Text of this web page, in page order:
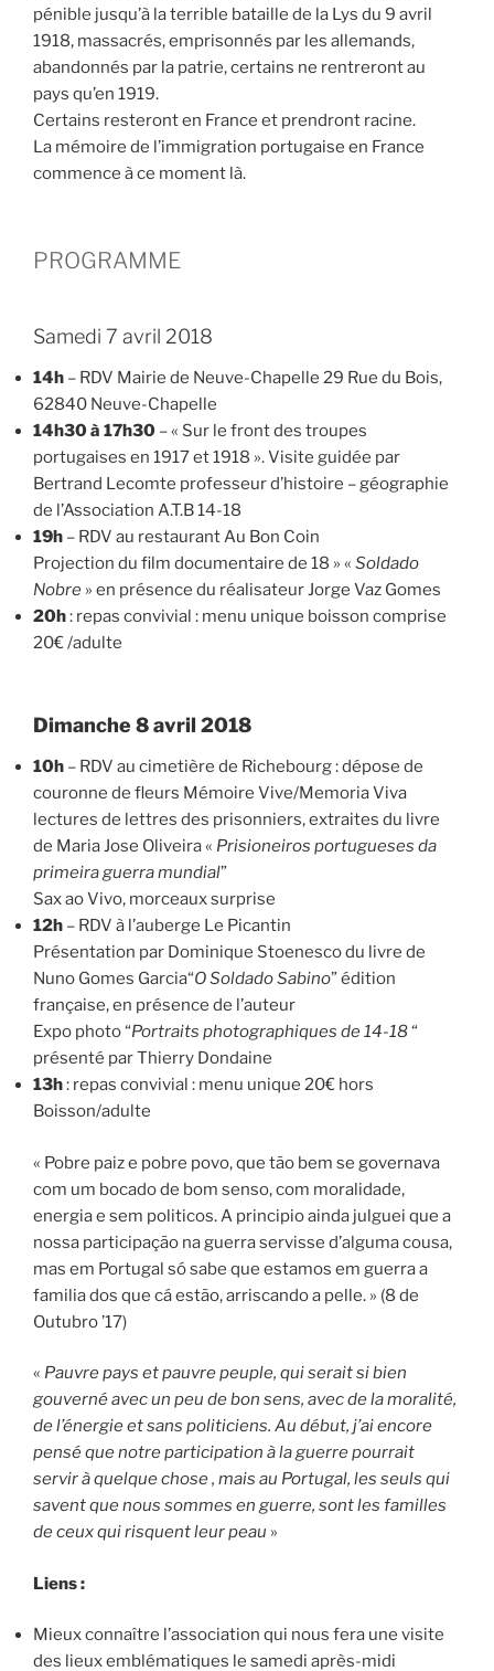
pénible jusqu’à la terrible bataille de la Lys du 9 avril
1918, massacrés, emprisonnés par les allemands,
abandonnés par la patrie, certains ne rentreront au
pays qu’en 1919.
Certains resteront en France et prendront racine.
La mémoire de l’immigration portugaise en France
commence à ce moment là.
PROGRAMME
Samedi 7 avril 2018
14h – RDV Mairie de Neuve-Chapelle 29 Rue du Bois,
62840 Neuve-Chapelle
14h30 à 17h30 – « Sur le front des troupes
portugaises en 1917 et 1918 ». Visite guidée par
Bertrand Lecomte professeur d’histoire – géographie
de l’Association A.T.B 14-18
19h – RDV au restaurant Au Bon Coin
Projection du film documentaire de 18 » « Soldado
Nobre » en présence du réalisateur Jorge Vaz Gomes
20h: repas convivial : menu unique boisson comprise
20€ /adulte
Dimanche 8 avril 2018
10h – RDV au cimetière de Richebourg : dépose de
couronne de fleurs Mémoire Vive/Memoria Viva
lectures de lettres des prisonniers, extraites du livre
de Maria Jose Oliveira « Prisioneiros portugueses da
primeira guerra mundial”
Sax ao Vivo, morceaux surprise
12h – RDV à l’auberge Le Picantin
Présentation par Dominique Stoenesco du livre de
Nuno Gomes Garcia“O Soldado Sabino” édition
française, en présence de l’auteur
Expo photo “Portraits photographiques de 14-18“
présenté par Thierry Dondaine
13h: repas convivial : menu unique 20€ hors
Boisson/adulte
« Pobre paiz e pobre povo, que tão bem se governava
com um bocado de bom senso, com moralidade,
energia e sem politicos. A principio ainda julguei que a
nossa participação na guerra servisse d’alguma cousa,
mas em Portugal só sabe que estamos em guerra a
familia dos que cá estão, arriscando a pelle. » (8 de
Outubro ’17)
« Pauvre pays et pauvre peuple, qui serait si bien
gouverné avec un peu de bon sens, avec de la moralité,
de l’énergie et sans politiciens. Au début, j’ai encore
pensé que notre participation à la guerre pourrait
servir à quelque chose , mais au Portugal, les seuls qui
savent que nous sommes en guerre, sont les familles
de ceux qui risquent leur peau »
Liens :
Mieux connaître l’association qui nous fera une visite
des lieux emblématiques le samedi après-midi